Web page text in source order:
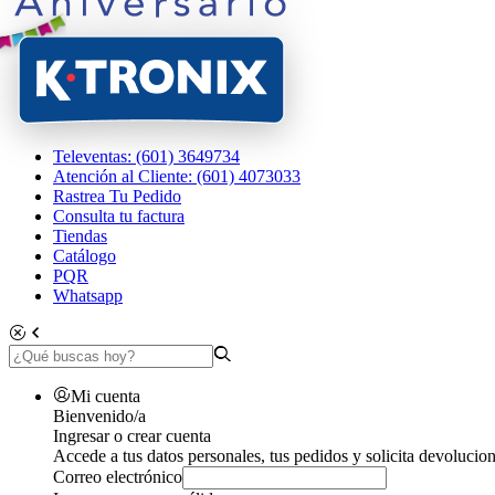
Televentas: (601) 3649734
Atención al Cliente: (601) 4073033
Rastrea Tu Pedido
Consulta tu factura
Tiendas
Catálogo
PQR
Whatsapp
Mi cuenta
Bienvenido/a
Ingresar o crear cuenta
Accede a tus datos personales, tus pedidos y solicita
Correo electrónico